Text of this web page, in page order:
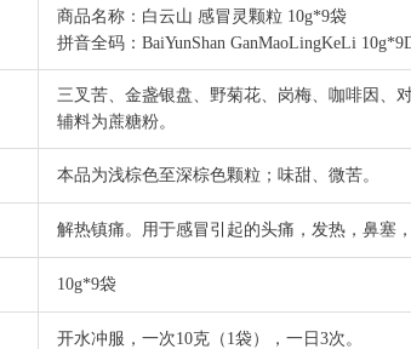
商品名称：白云山 感冒灵颗粒 10g*9袋
拼音全码：BaiYunShan GanMaoLingKeLi
三叉苦、金盏银盘、野菊花、岗梅、咖啡因、
辅料为蔗糖粉。
本品为浅棕色至深棕色颗粒；味甜、微苦。
解热镇痛。用于感冒引起的头痛，发热，鼻塞
10g*9袋
开水冲服，一次10克（1袋），一日3次。